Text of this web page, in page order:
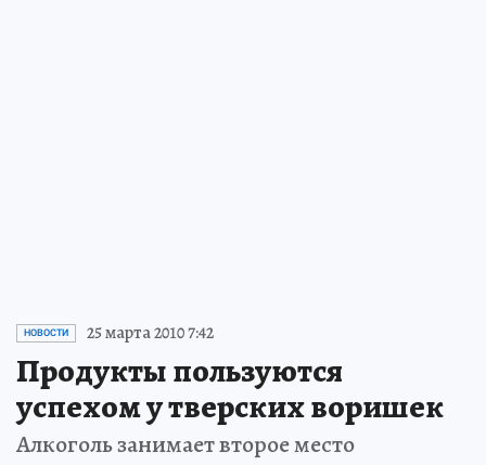
НОВОСТИ 25 марта 2010 7:42
Продукты пользуются
успехом у тверских воришек
Алкоголь занимает второе место